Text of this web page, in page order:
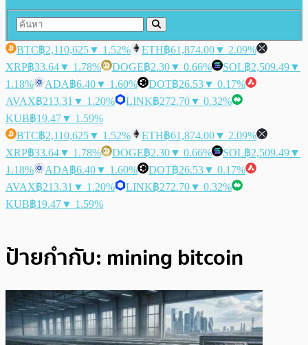
BTC฿2,110,625▼ 1.52% ETH฿61,874.00▼ 2.09%
XRP฿33.64▼ 1.78% DOGE฿2.30▼ 0.66% SOL฿2,509.49▼
1.18%
ADA฿6.40▼ 1.60% DOT฿26.53▼ 0.17%
AVAX฿213.31 ▼ 1.20% LINK฿272.70▼ 0.32%
KUB฿19.47▼ 1.59%
BTC฿2,110,625▼ 1.52% ETH฿61,874.00▼ 2.09%
XRP฿33.64▼ 1.78% DOGE฿2.30▼ 0.66% SOL฿2,509.49▼
1.18%
ADA฿6.40▼ 1.60% DOT฿26.53▼ 0.17%
AVAX฿213.31 ▼ 1.20% LINK฿272.70▼ 0.32%
KUB฿19.47▼ 1.59%
ป้ายกำกับ: mining bitcoin